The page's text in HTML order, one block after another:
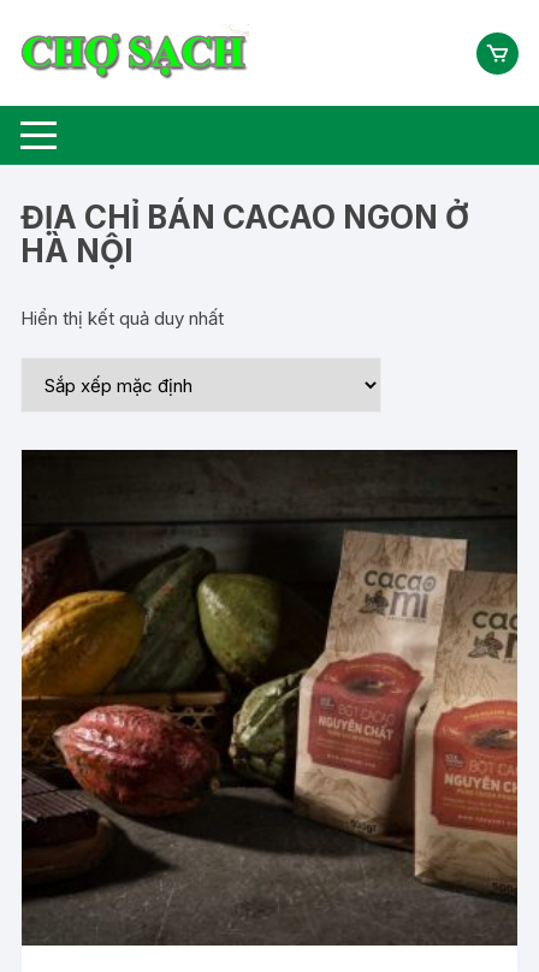
ĐỊA CHỈ BÁN CACAO NGON Ở
HÀ NỘI
Hiển thị kết quả duy nhất